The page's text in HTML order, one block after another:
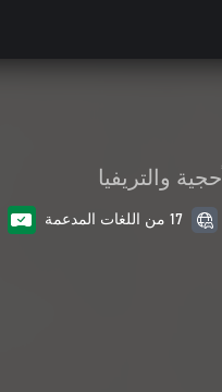
والتريفيا
17 من اللغات المدعمة